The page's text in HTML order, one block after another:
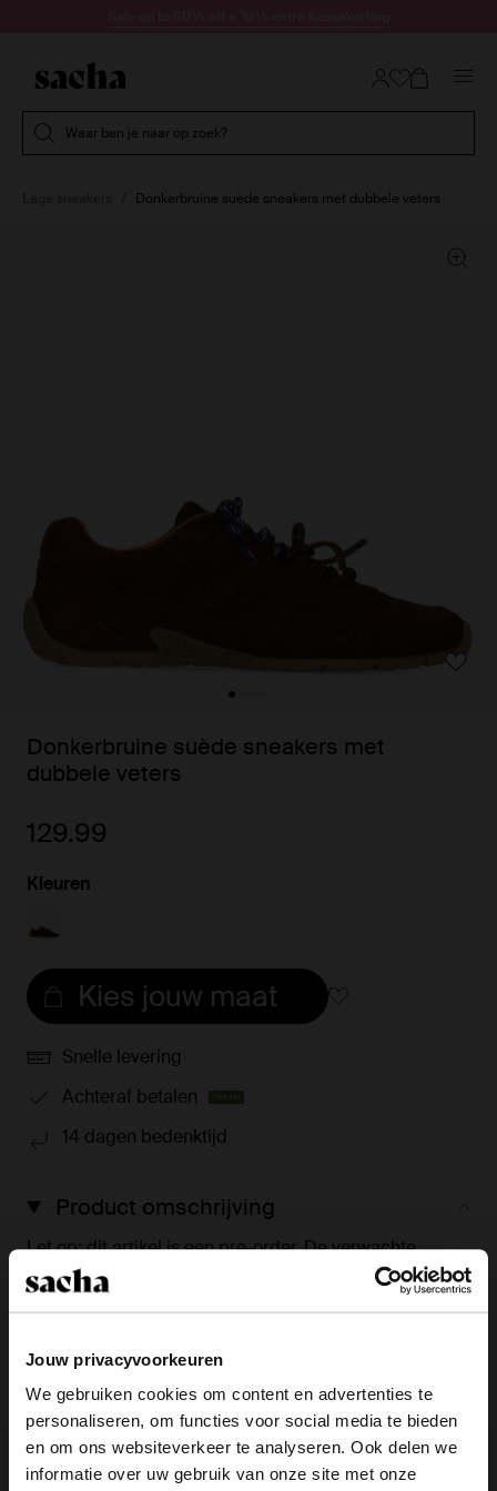
Jouw privacyvoorkeuren
We gebruiken cookies om content en advertenties te
personaliseren, om functies voor social media te bieden
en om ons websiteverkeer te analyseren. Ook delen we
informatie over uw gebruik van onze site met onze
Waar ben je naar op zoek?
Donkerbruine suède sneakers met dubbele veters
Donkerbruine suède sneakers met
dubbele veters
129.99
Kleuren
Kies jouw maat
Snelle levering
Achteraf betalen
14 dagen bedenktijd
Product omschrijving
Let op: dit artikel is een pre-order. De verwachte
levertijd is eind maart. Deze donkerbruine suède
sneakers met dubbele veters van Sacha hebben een
sneakers een extra paar extra veters voor een
suède en de binnenzijde van leer. Verzorg de sneakers
met de Collonil Carbon Pro.
×
View this website in English?